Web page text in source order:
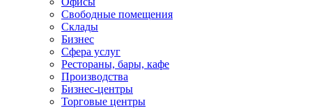
Свободные помещения
Склады
Бизнес
Сфера услуг
Рестораны, бары, кафе
Производства
Бизнес-центры
Торговые центры